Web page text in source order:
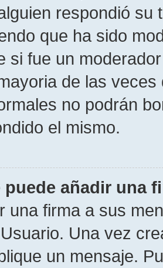
respondió
que ha sido
si fue un
de las
no podrán
el mismo.
puede añadir una
una firma a sus
Una vez
un mensaje.